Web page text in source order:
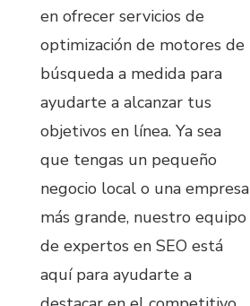
en ofrecer servicios de
optimización de motores de
búsqueda a medida para
ayudarte a alcanzar tus
objetivos en línea. Ya sea
que tengas un pequeño
negocio local o una empresa
más grande, nuestro equipo
de expertos en SEO está
aquí para ayudarte a